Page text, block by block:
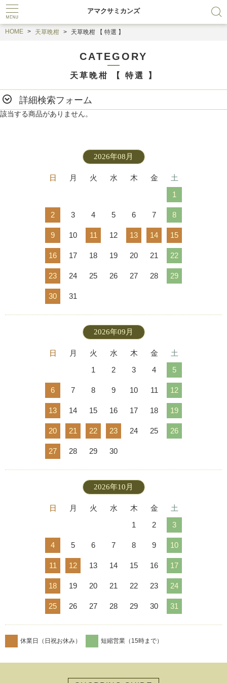
アマクサミカンズ
HOME 天草晩柑 天草晩柑 【 特選 】
CATEGORY
天草晩柑 【 特選 】
詳細検索フォーム
該当する商品がありません。
2026年08月
日 月 火 水 木 金
土
1
2 3 4 5 6 7 8
9 10 11 12 13 14 15
16 17 18 19 20 21 22
23 24 25 26 27 28 29
30 31
2026年09月
日 月 火 水 木 金
土
1
2 3 4 5
6 7 8 9 10 11 12
13 14 15 16 17 18 19
20 21 22 23 24 25 26
27 28 29 30
2026年10月
日 月 火 水 木 金
土
1
2 3
4 5 6 7 8 9 10
11 12 13 14 15 16 17
18 19 20 21 22 23 24
25 26 27 28 29 30 31
休業日（日祝お休み） 短縮営業（15時まで）